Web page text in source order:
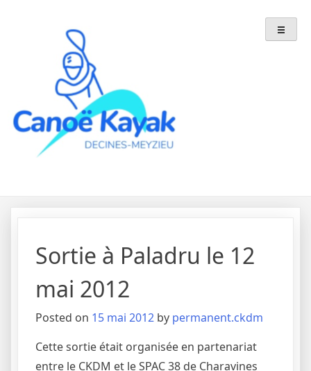
Sortie à Paladru le 12
mai 2012
Posted on 15 mai 2012 by permanent.ckdm
Cette sortie était organisée en partenariat
entre le CKDM et le SPAC 38 de Charavines